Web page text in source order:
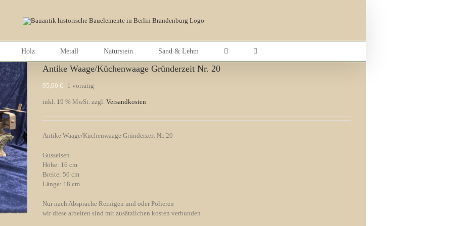
Holz Metall Naturstein Sand & Lehm
Antike Waage/Küchenwaage Gründerzeit Nr. 20
95,00 € 1 vorrätig
inkl. 19 % MwSt. zzgl. Versandkosten
Antike Waage/Küchenwaage Gründerzeit Nr. 20
Gusseisen
Höhe: 16 cm
Breite: 50 cm
Länge: 18 cm
Nur nach Absprache Reinigen und oder Polieren
wir diese arbeiten sind mit zusätzlichen kosten verbunden